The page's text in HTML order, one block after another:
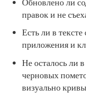
правок и не
Есть ли в
приложения и
Не осталось ли
черновых
визуально